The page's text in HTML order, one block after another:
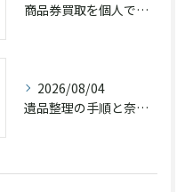
商品券買取を個人で利用する際の奈良県橿原市で知っておきたい高換金ポイント
2026/08/04
遺品整理の手順と奈良県橿原市で無駄なく片付ける方法とごみ処分ポイント